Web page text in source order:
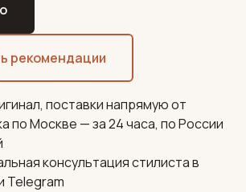
рекомендации
поставки напрямую от
по Москве — за 24 часа, по России
консультация стилиста в
Telegram